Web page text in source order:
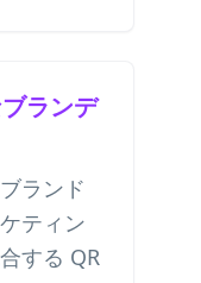
ランデ
ランド
ティン
する QR